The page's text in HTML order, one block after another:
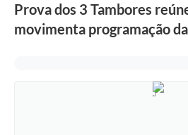
Prova dos 3 Tambores
movimenta programação